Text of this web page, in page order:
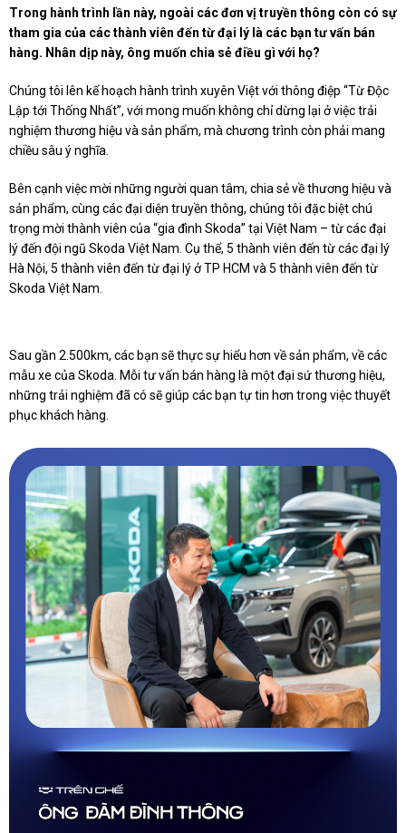
Trong hành trình lần này, ngoài các đơn vị truyền thông còn có sự
tham gia của các thành viên đến từ đại lý là các bạn tư vấn bán
hàng. Nhân dịp này, ông muốn chia sẻ điều gì với họ?
Chúng tôi lên kế hoạch hành trình xuyên Việt với thông điệp “Từ Độc
Lập tới Thống Nhất”, với mong muốn không chỉ dừng lại ở việc trải
nghiệm thương hiệu và sản phẩm, mà chương trình còn phải mang
chiều sâu ý nghĩa.
Bên cạnh việc mời những người quan tâm, chia sẻ về thương hiệu và
sản phẩm, cùng các đại diện truyền thông, chúng tôi đặc biệt chú
trọng mời thành viên của “gia đình Skoda” tại Việt Nam – từ các đại
lý đến đội ngũ Skoda Việt Nam. Cụ thể, 5 thành viên đến từ các đại lý
Hà Nội, 5 thành viên đến từ đại lý ở TP HCM và 5 thành viên đến từ
Skoda Việt Nam.
Sau gần 2.500km, các bạn sẽ thực sự hiểu hơn về sản phẩm, về các
mẫu xe của Skoda. Mỗi tư vấn bán hàng là một đại sứ thương hiệu,
những trải nghiệm đã có sẽ giúp các bạn tự tin hơn trong việc thuyết
phục khách hàng.